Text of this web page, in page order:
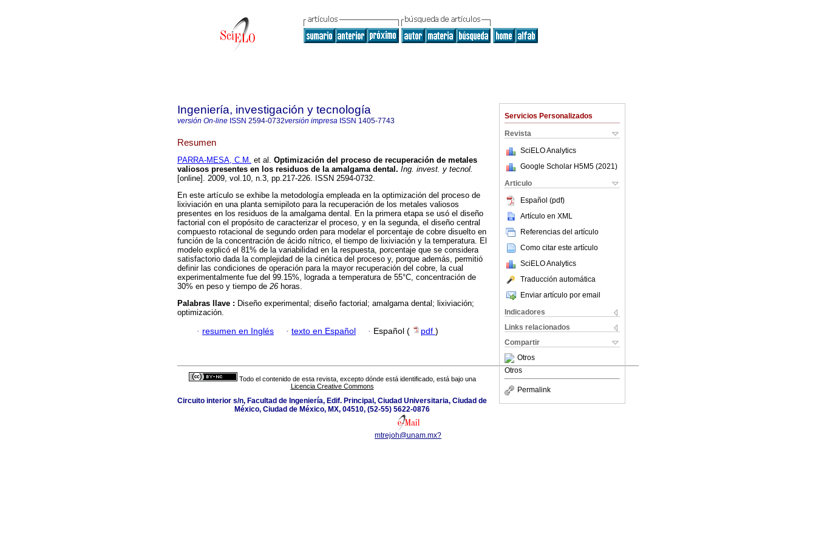
Servicios Personalizados
Revista
SciELO Analytics
Google Scholar H5M5 (2021 )
Articulo
Español (pdf)
Artículo en XML
Referencias del artículo
Como citar este artículo
SciELO Analytics
Traducción automática
Enviar artículo por email
Indicadores
Links relacionados
Compartir
Otros
Otros
Permalink
Ingeniería, investigación y tecnología
versión On-line ISSN 2594-0732versión impresa ISSN 1405-7743
Resumen
PARRA-MESA, C.M. et al. Optimización del proceso de recuperación de metales
valiosos presentes en los residuos de la amalgama dental . Ing. invest. y tecnol.
[online]. 2009, vol.10, n.3, pp.217-226. ISSN 2594-0732.
En este artículo se exhibe la metodología empleada en la optimización del proceso de
lixiviación en una planta semipiloto para la recuperación de los metales valiosos
presentes en los residuos de la amalgama dental. En la primera etapa se usó el diseño
factorial con el propósito de caracterizar el proceso, y en la segunda, el diseño central
compuesto rotacional de segundo orden para modelar el porcentaje de cobre disuelto en
función de la concentración de ácido nítrico, el tiempo de lixiviación y la temperatura. El
modelo explicó el 81% de la variabilidad en la respuesta, porcentaje que se considera
satisfactorio dada la complejidad de la cinética del proceso y, porque además, permitió
definir las condiciones de operación para la mayor recuperación del cobre, la cual
experimentalmente fue del 99.15%, lograda a temperatura de 55°C, concentración de
30% en peso y tiempo de 26 horas.
Palabras llave : Diseño experimental; diseño factorial; amalgama dental; lixiviación;
optimización.
· resumen en Inglés · texto en Español · Español ( pdf )
Todo el contenido de esta revista, excepto dónde está identificado, está bajo una
Licencia Creative Commons
Circuito interior s/n, Facultad de Ingeniería, Edif. Principal, Ciudad Universitaria, Ciudad de
México, Ciudad de México, MX, 04510, (52-55) 5622-0876
mtrejoh@unam.mx?